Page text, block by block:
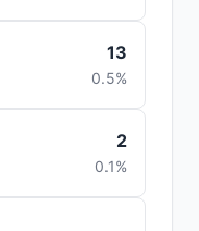
13
0.5%
2
0.1%